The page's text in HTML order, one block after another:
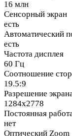
16 млн
Сенсорный экран
есть
Автоматический
есть
Частота дисплея
60 Гц
Соотношение
19.5:9
Разрешение
1284x2778
Постоянная
нет
Оптический Zoom